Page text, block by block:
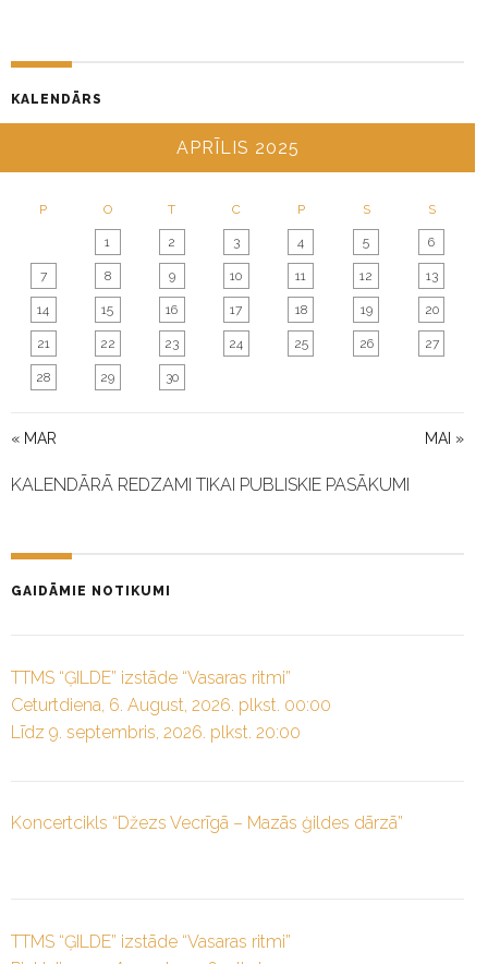
KALENDĀRS
APRĪLIS 2025
P O T C P S S
« MAR MAI »
1 2 3 4 5 6
7 8 9 10 11 12 13
14 15 16 17 18 19 20
21 22 23 24 25 26 27
28 29 30
KALENDĀRĀ REDZAMI TIKAI PUBLISKIE PASĀKUMI
GAIDĀMIE NOTIKUMI
TTMS “ĢILDE” izstāde “Vasaras ritmi”
Ceturtdiena, 6. August, 2026. plkst. 00:00
Līdz 9. septembris, 2026. plkst. 20:00
Koncertcikls “Džezs Vecrīgā – Mazās ģildes dārzā”
TTMS “ĢILDE” izstāde “Vasaras ritmi”